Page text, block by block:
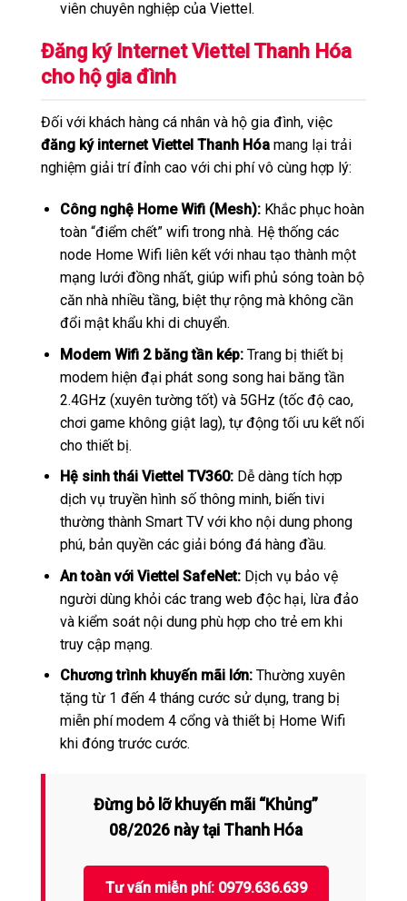
viên chuyên nghiệp của Viettel.
Đăng ký Internet Viettel Thanh Hóa
cho hộ gia đình
Đối với khách hàng cá nhân và hộ gia đình, việc
đăng ký internet Viettel Thanh Hóa mang lại trải
nghiệm giải trí đỉnh cao với chi phí vô cùng hợp lý:
Công nghệ Home Wifi (Mesh):Khắc phục hoàn
toàn “điểm chết” wifi trong nhà. Hệ thống các
node Home Wifi liên kết với nhau tạo thành một
mạng lưới đồng nhất, giúp wifi phủ sóng toàn bộ
căn nhà nhiều tầng, biệt thự rộng mà không cần
đổi mật khẩu khi di chuyển.
Modem Wifi 2 băng tần kép:Trang bị thiết bị
modem hiện đại phát song song hai băng tần
2.4GHz (xuyên tường tốt) và 5GHz (tốc độ cao,
chơi game không giật lag), tự động tối ưu kết nối
cho thiết bị.
Hệ sinh thái Viettel TV360:Dễ dàng tích hợp
dịch vụ truyền hình số thông minh, biến tivi
thường thành Smart TV với kho nội dung phong
phú, bản quyền các giải bóng đá hàng đầu.
An toàn với Viettel SafeNet:Dịch vụ bảo vệ
người dùng khỏi các trang web độc hại, lừa đảo
và kiểm soát nội dung phù hợp cho trẻ em khi
truy cập mạng.
Chương trình khuyến mãi lớn:Thường xuyên
tặng từ 1 đến 4 tháng cước sử dụng, trang bị
miễn phí modem 4 cổng và thiết bị Home Wifi
khi đóng trước cước.
Đừng bỏ lỡ khuyến mãi “Khủng”
08/2026 này tại Thanh Hóa
Tư vấn miễn phí: 0979.636.639